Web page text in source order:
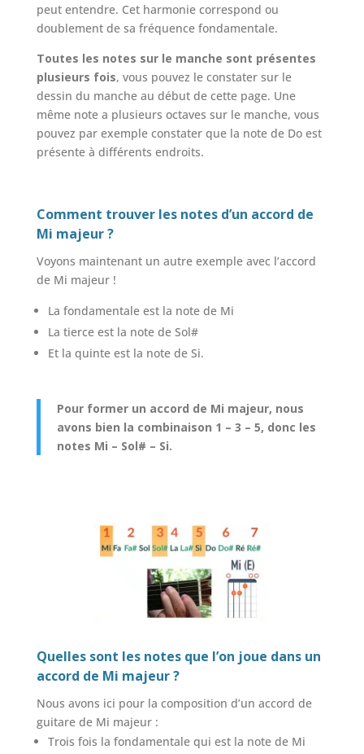
peut entendre. Cet harmonie correspond ou
doublement de sa fréquence fondamentale.
Toutes les notes sur le manche sont présentes
plusieurs fois, vous pouvez le constater sur le
dessin du manche au début de cette page. Une
même note a plusieurs octaves sur le manche, vous
pouvez par exemple constater que la note de Do est
présente à différents endroits.
Comment trouver les notes d’un accord de
Mi majeur ?
Voyons maintenant un autre exemple avec l’accord
de Mi majeur !
La fondamentale est la note de Mi
La tierce est la note de Sol#
Et la quinte est la note de Si.
Pour former un accord de Mi majeur, nous
avons bien la combinaison 1 – 3 – 5, donc les
notes Mi – Sol# – Si.
Quelles sont les notes que l’on joue dans un
accord de Mi majeur ?
Nous avons ici pour la composition d’un accord de
guitare de Mi majeur :
Trois fois la fondamentale qui est la note de Mi